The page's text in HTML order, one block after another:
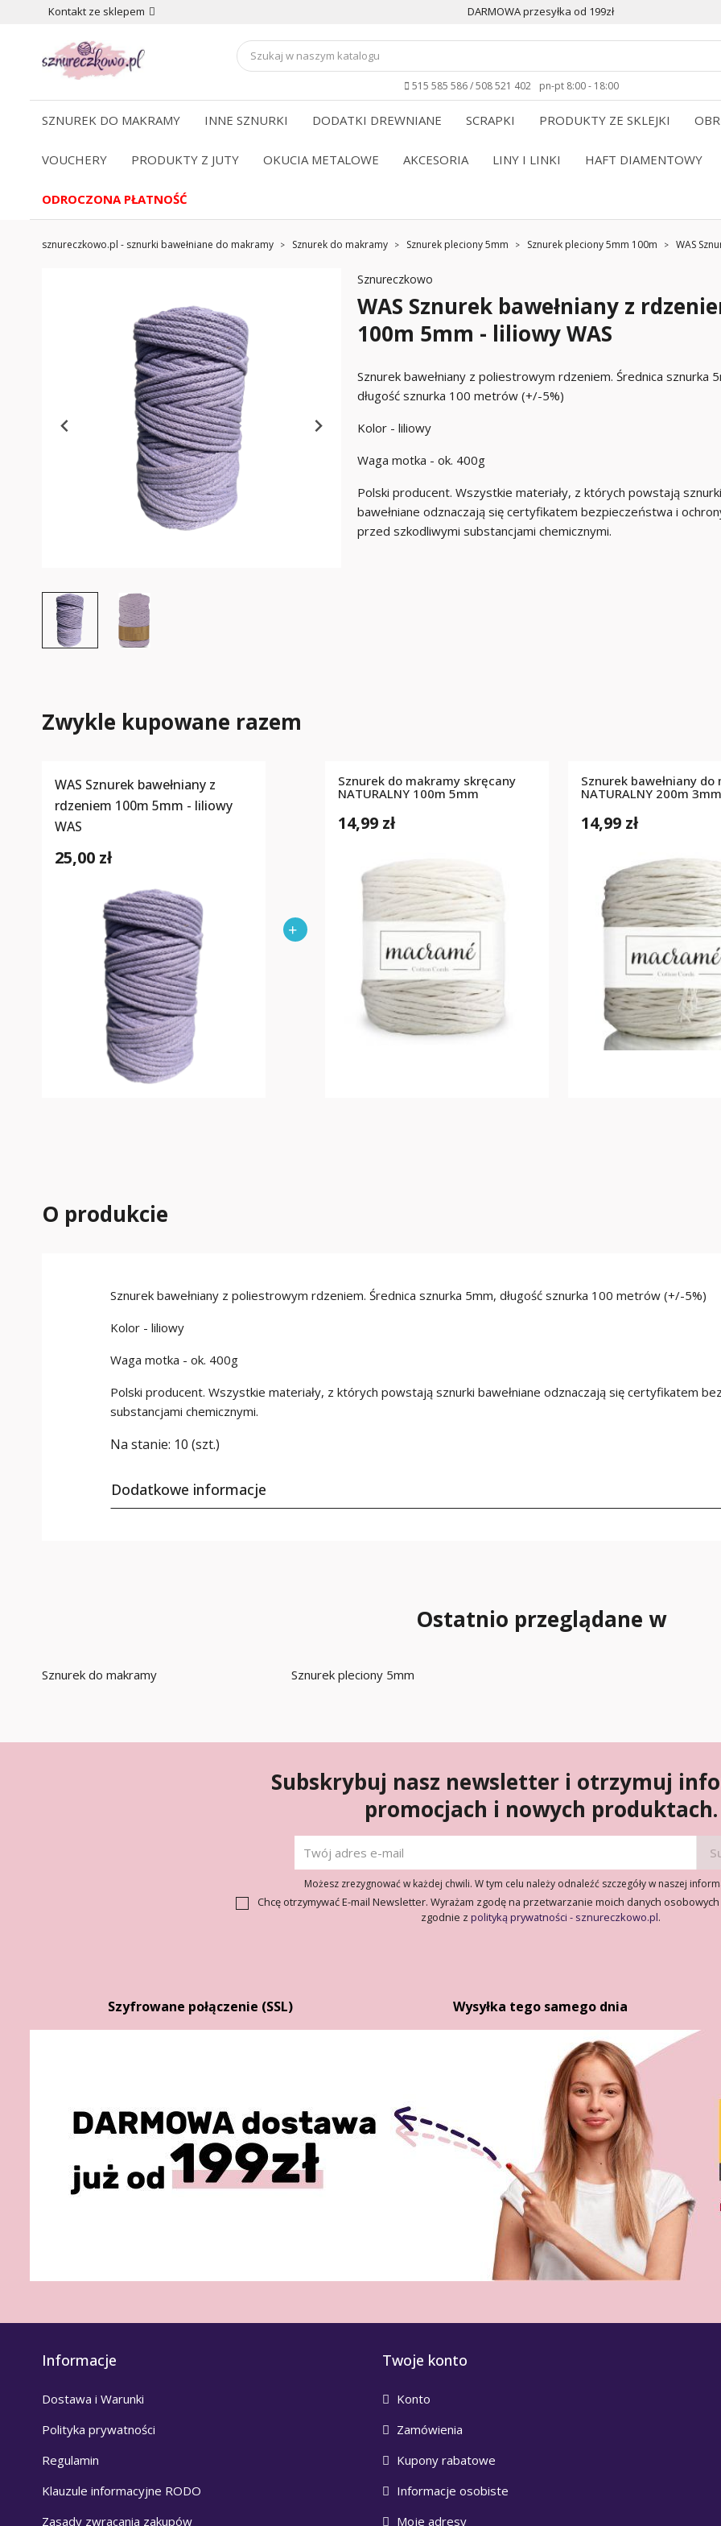
Kontakt ze sklepem DARMOWA przesyłka od 199zł
515 585 586 / 508 521 402 pn-pt 8:00 - 18:00
SZNUREK DO MAKRAMY INNE SZNURKI DODATKI DREWNIANE SCRAPKI PRODUKTY ZE SKLEJKI
VOUCHERY PRODUKTY Z JUTY OKUCIA METALOWE AKCESORIA LINY I LINKI HAFT DIAMENTOWY
ODROCZONA PŁATNOŚĆ
sznureczkowo.pl - sznurki bawełniane do makramy Sznurek do makramy Sznurek pleciony 5mm Sznurek pleciony 5mm 100m WAS
Sznureczkowo
WAS Sznurek bawełniany z
100m 5mm - liliowy WAS
Sznurek bawełniany z poliestrowym rdzeniem. Średnica sznurka
długość sznurka 100 metrów (+/-5%)
Kolor - liliowy
Waga motka - ok. 400g
Polski producent. Wszystkie materiały, z których powstają sznurki
bawełniane odznaczają się certyfikatem bezpieczeństwa i
przed szkodliwymi substancjami chemicznymi.
Zwykle kupowane razem
WAS Sznurek bawełniany z
rdzeniem 100m 5mm - liliowy
WAS
25,00 zł
Sznurek do makramy skręcany
NATURALNY 100m 5mm
14,99 zł
Sznurek bawełniany do
NATURALNY 200m 3mm
14,99 zł
O produkcie
Sznurek bawełniany z poliestrowym rdzeniem. Średnica sznurka 5mm, długość sznurka 100 metrów (+/-5%)
Kolor - liliowy
Waga motka - ok. 400g
Polski producent. Wszystkie materiały, z których powstają sznurki bawełniane odznaczają się certyfikatem
substancjami chemicznymi.
Na stanie: 10 (szt.)
Dodatkowe informacje
Ostatnio przeglądane w
Sznurek do makramy Sznurek pleciony 5mm
Subskrybuj nasz newsletter i otrzymuj
promocjach i nowych produktach.
Możesz zrezygnować w każdej chwili. W tym celu należy odnaleźć szczegóły w naszej
Chcę otrzymywać E-mail Newsletter. Wyrażam zgodę na przetwarzanie moich danych
zgodnie z polityką prywatności - sznureczkowo.pl.
Szyfrowane połączenie (SSL) Wysyłka tego samego dnia
Informacje
Dostawa i Warunki
Polityka prywatności
Regulamin
Klauzule informacyjne RODO
Zasady zwracania zakupów
Twoje konto
Konto
Zamówienia
Kupony rabatowe
Informacje osobiste
Moje adresy